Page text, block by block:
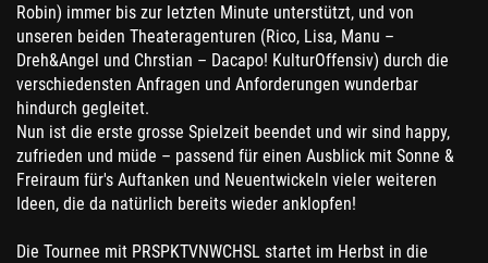
Robin) immer bis zur letzten Minute unterstützt, und von
unseren beiden Theateragenturen (Rico, Lisa, Manu –
Dreh&Angel und Chrstian – Dacapo! KulturOffensiv) durch die
verschiedensten Anfragen und Anforderungen wunderbar
hindurch gegleitet.
Nun ist die erste grosse Spielzeit beendet und wir sind happy,
zufrieden und müde – passend für einen Ausblick mit Sonne &
Freiraum für's Auftanken und Neuentwickeln vieler weiteren
Ideen, die da natürlich bereits wieder anklopfen!
Die Tournee mit PRSPKTVNWCHSL startet im Herbst in die